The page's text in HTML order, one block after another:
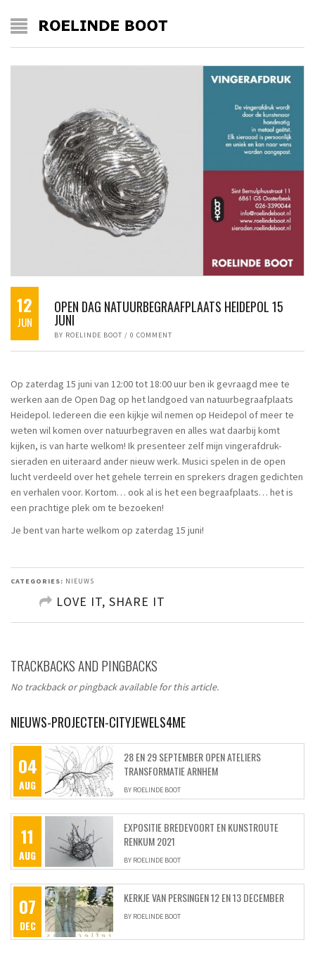
12
JUN
OPEN DAG NATUURBEGRAAFPLAATS HEIDEPOL 15
JUNI
BY ROELINDE BOOT / 0 COMMENT
Op zaterdag 15 juni van 12:00 tot 18:00 uur ben ik gevraagd mee te
werken aan de Open Dag op het landgoed van natuurbegraafplaats
Heidepol. Iedereen die een kijkje wil nemen op Heidepol of meer te
weten wil komen over natuurbegraven en alles wat daarbij komt
kijken, is van harte welkom! Ik presenteer zelf mijn vingerafdruk-
sieraden en uiteraard ander nieuw werk. Musici spelen in de open
lucht verdeeld over het gehele terrein en sprekers dragen gedichten
en verhalen voor. Kortom… ook al is het een begraafplaats… het is
een prachtige plek om te bezoeken!
Je bent van harte welkom op zaterdag 15 juni!
CATEGORIES: NIEUWS
LOVE IT, SHARE IT
TRACKBACKS AND PINGBACKS
No trackback or pingback available for this article.
NIEUWS-PROJECTEN-CITYJEWELS4ME
04
AUG
28 EN 29 SEPTEMBER OPEN ATELIERS
TRANSFORMATIE ARNHEM
BY ROELINDE BOOT
11
AUG
EXPOSITIE BREDEVOORT EN KUNSTROUTE
RENKUM 2021
BY ROELINDE BOOT
07
DEC
KERKJE VAN PERSINGEN 12 EN 13 DECEMBER
BY ROELINDE BOOT